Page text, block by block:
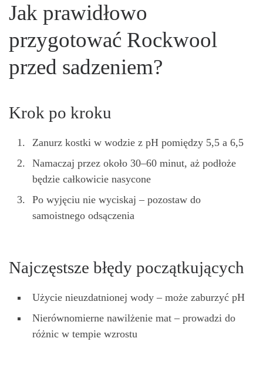
Jak prawidłowo
przygotować Rockwool
przed sadzeniem?
Krok po kroku
Zanurz kostki w wodzie z pH pomiędzy 5,5 a 6,5
Namaczaj przez około 30–60 minut, aż podłoże
będzie całkowicie nasycone
Po wyjęciu nie wyciskaj – pozostaw do
samoistnego odsączenia
Najczęstsze błędy początkujących
Użycie nieuzdatnionej wody – może zaburzyć pH
Nierównomierne nawilżenie mat – prowadzi do
różnic w tempie wzrostu